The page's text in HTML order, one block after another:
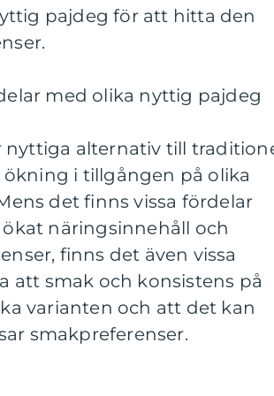
pajdeg för att hitta den
med olika nyttig pajdeg
nyttiga alternativ till
i tillgången på olika
det finns vissa fördelar
näringsinnehåll och
finns det även vissa
att smak och konsistens på
varianten och att det kan
smakpreferenser.